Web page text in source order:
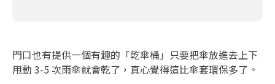
門口也有提供一個有趣的「乾傘桶」只要把傘放進去上下
甩動 3-5 次雨傘就會乾了，真心覺得這比傘套環保多了。